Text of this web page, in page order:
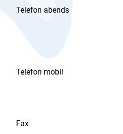
Telefon abends
Telefon mobil
Fax